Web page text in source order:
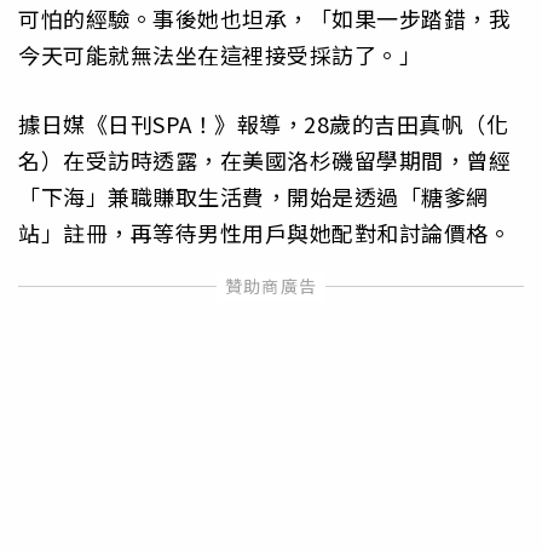
可怕的經驗。事後她也坦承，「如果一步踏錯，我
今天可能就無法坐在這裡接受採訪了。」
據日媒《日刊SPA！》報導，28歲的吉田真帆（化
名）在受訪時透露，在美國洛杉磯留學期間，曾經
「下海」兼職賺取生活費，開始是透過「糖爹網
站」註冊，再等待男性用戶與她配對和討論價格。